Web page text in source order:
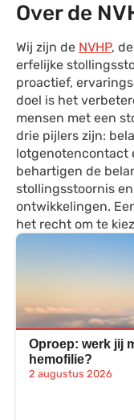
Over de
Wij zijn de NVHP,
erfelijke
proactief,
doel is het
mensen met een
drie pijlers zijn:
lotgenotencontact
behartigen de
stollingsstoornis
ontwikkelingen.
het recht om te
Oproep: werk jij
hemofilie?
2 augustus 2026